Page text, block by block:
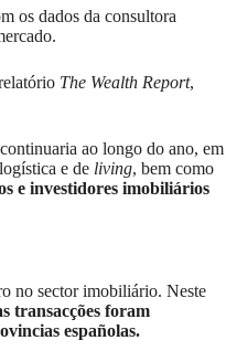
os dados da consultora
The Wealth Report,
ao longo do ano, em
e de living, bem como
e investidores imobiliários
no sector imobiliário. Neste
transacções foram
españolas.